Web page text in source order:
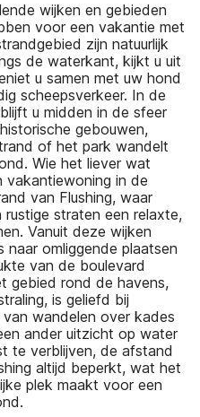
wijken en gebieden
voor een vakantie met
zijn natuurlijk
de waterkant, kijkt u uit
u samen met uw hond
scheepsverkeer. In de
u midden in de sfeer
gebouwen,
of het park wandelt
Wie het liever wat
vakantiewoning in de
van Flushing, waar
rustige straten een relaxte,
Vanuit deze wijken
naar omliggende plaatsen
van de boulevard
gebied rond de havens,
is geliefd bij
wandelen over kades
ander uitzicht op water
te verblijven, de afstand
altijd beperkt, wat het
plek maakt voor een